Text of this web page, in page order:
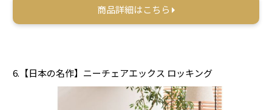
商品詳細はこちら
6.【日本の名作】ニーチェアエックス ロッキング